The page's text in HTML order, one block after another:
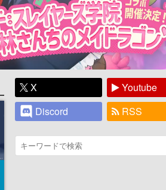
X
Youtube
Discord
RSS